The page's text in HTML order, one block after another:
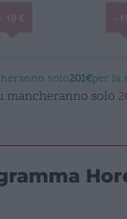
solo201€per la
solo